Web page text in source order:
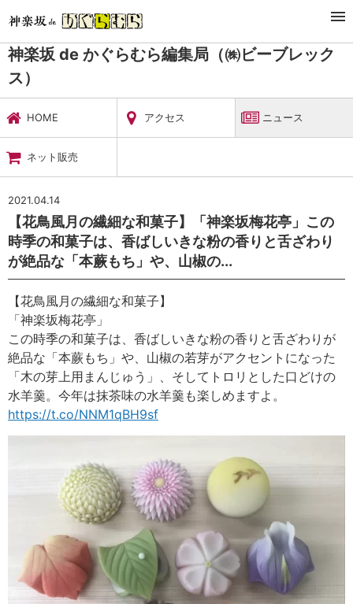
暮らし・娯楽
神楽坂 de かぐらむら編集局（㈱ビーブレックス）
ニュース
神楽坂 de かぐらむら編集局（㈱ビーブレック
ス）
HOME アクセス ニュース
ネット販売
2021.04.14
【花鳥風月の繊細な和菓子】「神楽坂梅花亭」この
時季の和菓子は、香ばしいきな粉の香りと舌ざわり
が絶品な「本蕨もち」や、山椒の...
【花鳥風月の繊細な和菓子】
「神楽坂梅花亭」
この時季の和菓子は、香ばしいきな粉の香りと舌ざわりが
絶品な「本蕨もち」や、山椒の若芽がアクセントになった
「木の芽上用まんじゅう」、そしてトロリとした口どけの
水羊羹。今年は抹茶味の水羊羹も楽しめますよ。
https://t.co/NNM1qBH9sf